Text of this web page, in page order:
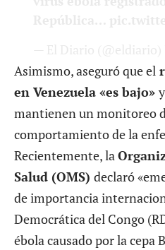
Asimismo, aseguró que el
en Venezuela «es bajo»
mantienen un monitoreo
comportamiento de la
Recientemente, la
Salud (OMS) declaró
de importancia
Democrática del Congo
ébola causado por la cepa